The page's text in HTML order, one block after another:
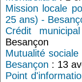
Mission locale
25 ans) -
Crédit
Besançon
Mutualité
Besançon : 13
Point